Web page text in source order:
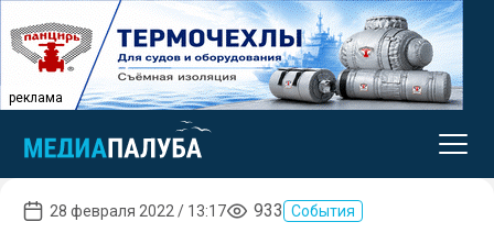
реклама
28 февраля 2022 / 13:17 933 События